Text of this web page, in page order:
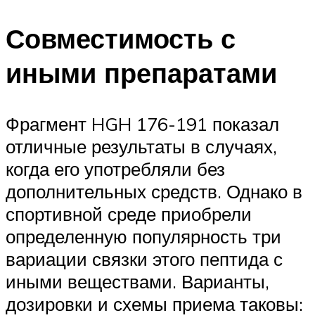
Совместимость с
иными препаратами
Фрагмент HGH 176-191 показал
отличные результаты в случаях,
когда его употребляли без
дополнительных средств. Однако в
спортивной среде приобрели
определенную популярность три
вариации связки этого пептида с
иными веществами. Варианты,
дозировки и схемы приема таковы: